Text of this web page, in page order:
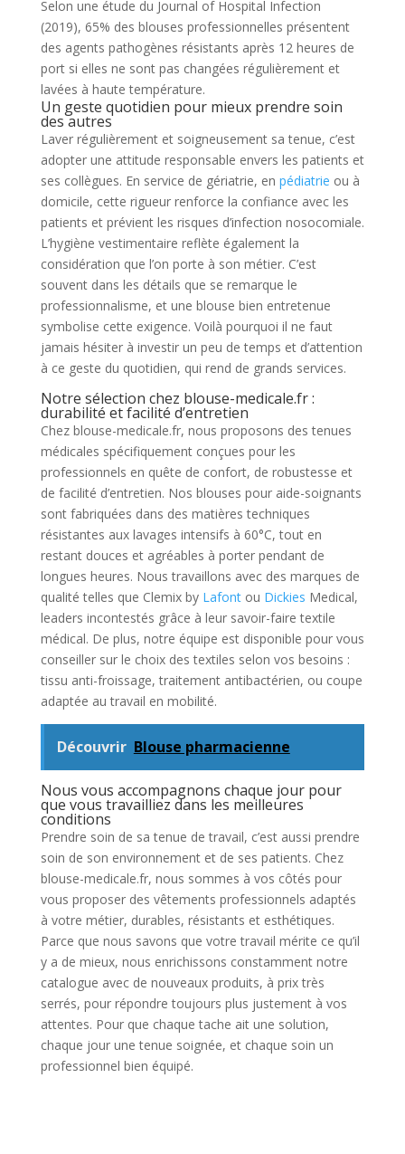
Selon une étude du Journal of Hospital Infection
(2019), 65% des blouses professionnelles présentent
des agents pathogènes résistants après 12 heures de
port si elles ne sont pas changées régulièrement et
lavées à haute température.
Un geste quotidien pour mieux prendre soin
des autres
Laver régulièrement et soigneusement sa tenue, c’est
adopter une attitude responsable envers les patients et
ses collègues. En service de gériatrie, en pédiatrie ou à
domicile, cette rigueur renforce la confiance avec les
patients et prévient les risques d’infection nosocomiale.
L’hygiène vestimentaire reflète également la
considération que l’on porte à son métier. C’est
souvent dans les détails que se remarque le
professionnalisme, et une blouse bien entretenue
symbolise cette exigence. Voilà pourquoi il ne faut
jamais hésiter à investir un peu de temps et d’attention
à ce geste du quotidien, qui rend de grands services.
Notre sélection chez blouse-medicale.fr :
durabilité et facilité d’entretien
Chez blouse-medicale.fr, nous proposons des tenues
médicales spécifiquement conçues pour les
professionnels en quête de confort, de robustesse et
de facilité d’entretien. Nos blouses pour aide-soignants
sont fabriquées dans des matières techniques
résistantes aux lavages intensifs à 60°C, tout en
restant douces et agréables à porter pendant de
longues heures. Nous travaillons avec des marques de
qualité telles que Clemix by Lafontou Dickies Medical,
leaders incontestés grâce à leur savoir-faire textile
médical. De plus, notre équipe est disponible pour vous
conseiller sur le choix des textiles selon vos besoins :
tissu anti-froissage, traitement antibactérien, ou coupe
adaptée au travail en mobilité.
Découvrir Blouse pharmacienne
Nous vous accompagnons chaque jour pour
que vous travailliez dans les meilleures
conditions
Prendre soin de sa tenue de travail, c’est aussi prendre
soin de son environnement et de ses patients. Chez
blouse-medicale.fr, nous sommes à vos côtés pour
vous proposer des vêtements professionnels adaptés
à votre métier, durables, résistants et esthétiques.
Parce que nous savons que votre travail mérite ce qu’il
y a de mieux, nous enrichissons constamment notre
catalogue avec de nouveaux produits, à prix très
serrés, pour répondre toujours plus justement à vos
attentes. Pour que chaque tache ait une solution,
chaque jour une tenue soignée, et chaque soin un
professionnel bien équipé.